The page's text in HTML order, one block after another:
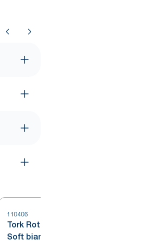
110406
Tork Rotolo carta igienica Extra
Soft bianco T4